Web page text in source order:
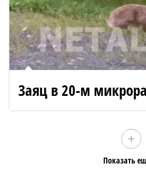
Заяц в 20-м
Показать